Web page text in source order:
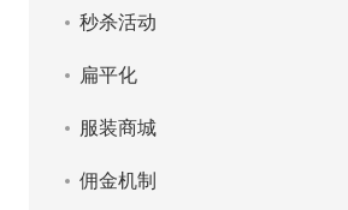
秒杀活动
扁平化
服装商城
佣金机制